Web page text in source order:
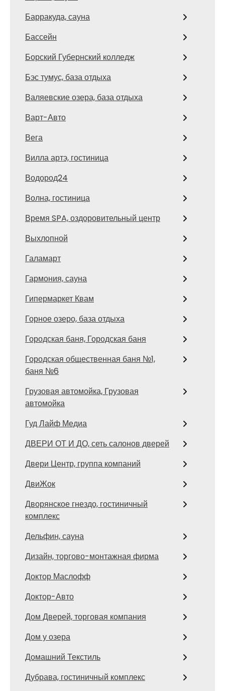
Барракуда, сауна
Бассейн
Борский Губернский колледж
Бэс тумус, база отдыха
Валяевские озера, база отдыха
Варт-Авто
Вега
Вилла артэ, гостиница
Водород24
Волна, гостиница
Время SPA, оздоровительный центр
Выхлопной
Галамарт
Гармония, сауна
Гипермаркет Квам
Горное озеро, база отдыха
Городская баня, Городская баня
Городская общественная баня №1,
баня №6
Грузовая автомойка, Грузовая
автомойка
Гуд Лайф Медиа
ДВЕРИ ОТ И ДО, сеть салонов дверей
Двери Центр, группа компаний
ДвиЖок
Дворянское гнездо, гостиничный
комплекс
Дельфин, сауна
Дизайн, торгово-монтажная фирма
Доктор Маслофф
Доктор-Авто
Дом Дверей, торговая компания
Дом у озера
Домашний Текстиль
Дубрава, гостиничный комплекс